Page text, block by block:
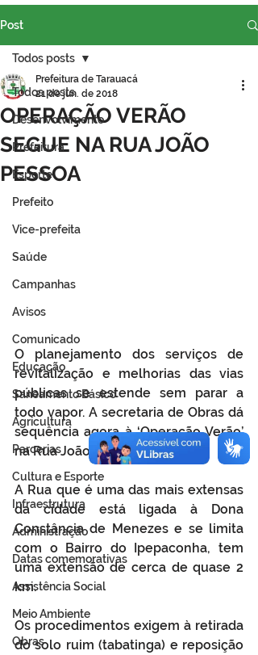
Post
Todos posts
Desenvolvimento
Prefeitura
Esporte
Prefeito
Vice-prefeita
Saúde
Campanhas
Avisos
Comunicado
Educação
Saneamento Básico
Agricultura
Parcerias
Cultura e Esporte
Infraestrutura
Administração
Datas comemorativas
Assistência Social
Meio Ambiente
Obras
Todos posts
OPERAÇÃO VERÃO
SEGUE NA RUA JOÃO
PESSOA
Prefeitura de Tarauacá
21 de jun. de 2018
O planejamento dos serviços de
revitalização e melhorias das vias
públicas se estende sem parar a
todo vapor. A secretaria de Obras dá
sequência agora à ‘Operação Verão’
na Rua João Pessoa – Centro.
A Rua que é uma das mais extensas
da cidade está ligada à Dona
Constância de Menezes e se limita
com o Bairro do Ipepaconha, tem
uma extensão de cerca de quase 2
km.
Os procedimentos exigem à retirada
do solo ruim (tabatinga) e reposição